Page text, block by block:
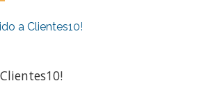
a Clientes10!